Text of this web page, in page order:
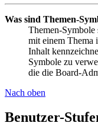
Was sind Themen-
Themen-
mit einem Thema
Inhalt
Symbole zu
die die Board-
Nach oben
Benutzer-